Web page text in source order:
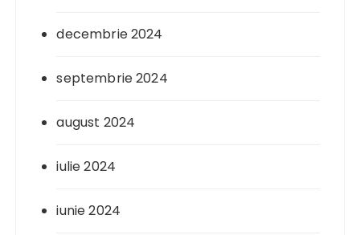
decembrie 2024
septembrie 2024
august 2024
iulie 2024
iunie 2024